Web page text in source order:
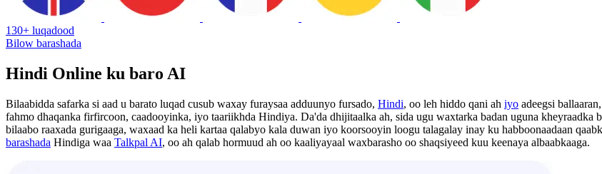
130+ luqadood
Bilow barashada
Hindi Online ku baro AI
Bilaabidda safarka si aad u barato luqad cusub waxay furaysaa adduunyo fursado, Hindi, oo leh hiddo qani ah iyo adeegsi
fahmo dhaqanka firfircoon, caadooyinka, iyo taariikhda Hindiya. Da'da dhijitaalka ah, sida ugu waxtarka badan uguna kheyraadka
bilaabo raaxada gurigaaga, waxaad ka heli kartaa qalabyo kala duwan iyo koorsooyin loogu talagalay inay ku habboonaadaan
barashada Hindiga waa Talkpal AI, oo ah qalab hormuud ah oo kaaliyayaal waxbarasho oo shaqsiyeed kuu keenaya albaabkaaga.